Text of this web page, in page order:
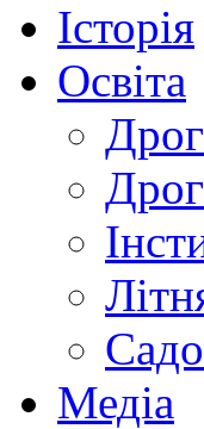
Історія
Освіта
Медіа